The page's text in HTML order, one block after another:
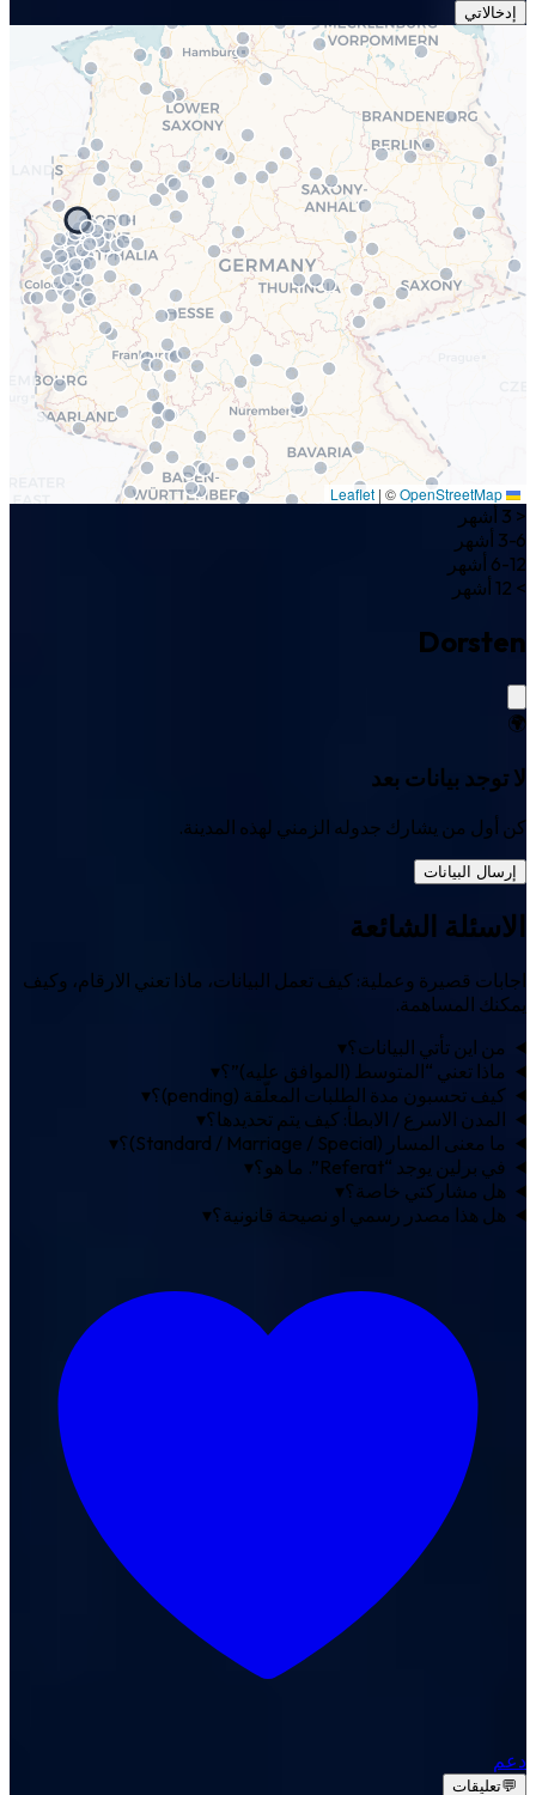
إدخالاتي
| ©OpenStreetMap
< 3 أشهر
3-6 أشهر
6-12 أشهر
> 12 أشهر
Dorsten
🌍
لا توجد بيانات بعد
كن أول من يشارك جدوله الزمني لهذه المدينة.
إرسال البيانات
الاسئلة الشائعة
اجابات قصيرة وعملية: كيف تعمل البيانات، ماذا تعني الارقام، وكيف
يمكنك المساهمة.
من اين تأتي البيانات؟▾
ماذا تعني “المتوسط (الموافق عليه)”؟▾
كيف تحسبون مدة الطلبات المعلّقة (pending)؟
▾
المدن الاسرع / الابطأ: كيف يتم تحديدها؟▾
ما معنى المسار (Standard / Marriage / Special)؟
▾
في برلين يوجد “Referat”. ما هو؟
▾
هل مشاركتي خاصة؟▾
هل هذا مصدر رسمي او نصيحة قانونية؟▾
دعم
💬تعليقات